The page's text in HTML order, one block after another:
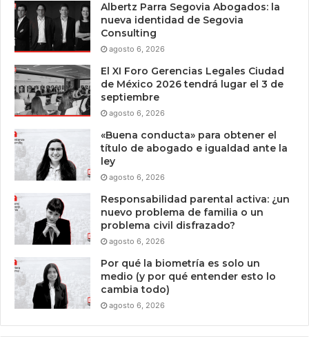
Albertz Parra Segovia Abogados: la
nueva identidad de Segovia
Consulting
agosto 6, 2026
El XI Foro Gerencias Legales Ciudad
de México 2026 tendrá lugar el 3 de
septiembre
agosto 6, 2026
«Buena conducta» para obtener el
título de abogado e igualdad ante la
ley
agosto 6, 2026
Responsabilidad parental activa: ¿un
nuevo problema de familia o un
problema civil disfrazado?
agosto 6, 2026
Por qué la biometría es solo un
medio (y por qué entender esto lo
cambia todo)
agosto 6, 2026